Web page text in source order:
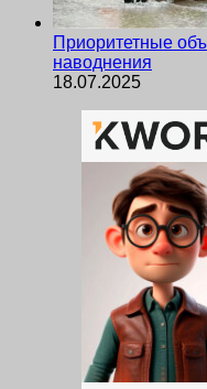
Приоритетные
наводнения
18.07.2025